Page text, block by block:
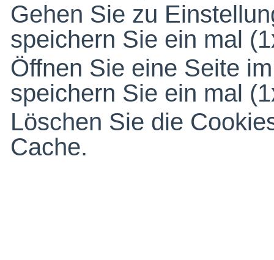
Gehen Sie zu
speichern Sie ein mal
Öffnen Sie eine Seite
speichern Sie ein mal
Löschen Sie die
Cache.